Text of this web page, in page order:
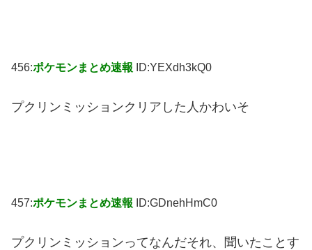
456:ポケモンまとめ速報 ID:YEXdh3kQ0
プクリンミッションクリアした人かわいそ
457:ポケモンまとめ速報 ID:GDnehHmC0
プクリンミッションってなんだそれ、聞いたことす